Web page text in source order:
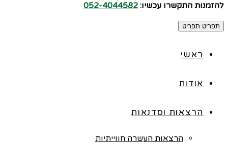
להזמנות התקשרו עכשיו: 052-4044582
תפריט תפריט
ראשי
אודות
הרצאות וסדנאות
הרצאות העשרה חווייתיות